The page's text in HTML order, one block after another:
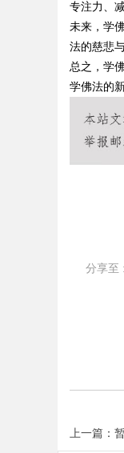
!
专注力、
未来，学
法的慈悲
总之，学
学佛法的
分享至 :
上一篇：